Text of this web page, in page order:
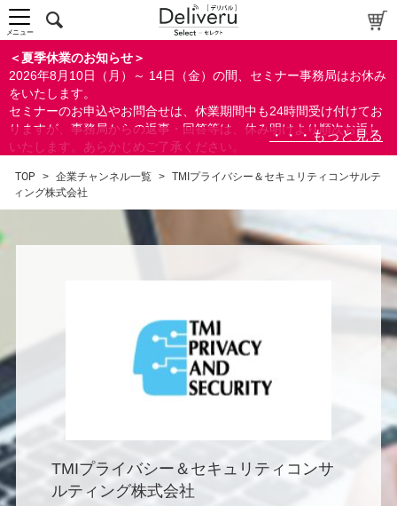
＜夏季休業のお知らせ＞
2026年8月10日（月）～ 14日（金）の間、セミナー事務局はお休み
をいたします。
セミナーのお申込やお問合せは、休業期間中も24時間受け付けてお
りますが、事務局からの返事・回答等は、休み明けより順次お返し
いたします。あらかじめご了承ください。
ができます。
メニュー
TOP > 企業チャンネル一覧 > TMIプライバシー＆セキュリティコンサルテ
ィング株式会社
TMIプライバシー＆セキュリティコンサ
ルティング株式会社